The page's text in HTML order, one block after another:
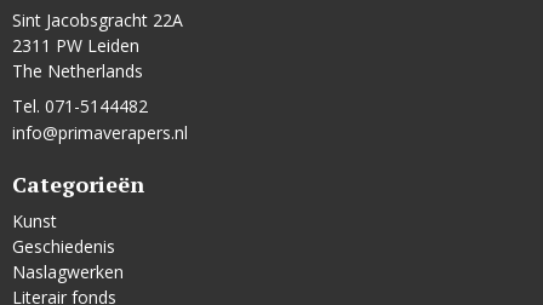
Sint Jacobsgracht 22A
2311 PW Leiden
The Netherlands
Tel. 071-5144482
info@primaverapers.nl
Categorieën
Kunst
Geschiedenis
Naslagwerken
Literair fonds